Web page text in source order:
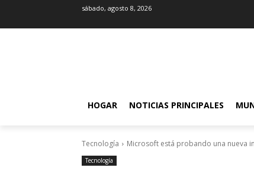
sábado, agosto 8, 2026
HOGAR NOTICIAS PRINCIPALES
Tecnología Microsoft está probando una nueva
Tecnología